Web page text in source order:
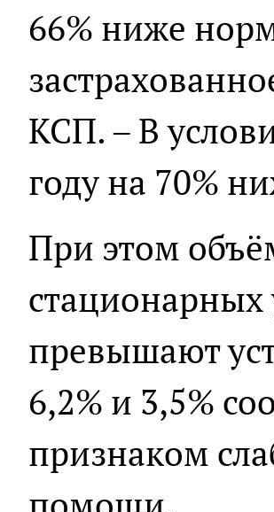
66% ниже
КСП. – В
году на 70%
При этом
стационарных
превышают
6,2% и 3,5%
признаком